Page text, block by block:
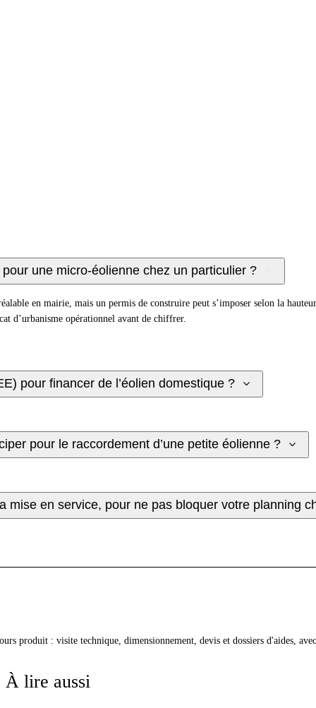
une micro-éolienne chez un particulier ?
en mairie, mais un permis de construire peut s’imposer selon la
d’urbanisme opérationnel avant de chiffrer.
pour financer de l’éolien domestique ?
pour le raccordement d’une petite éolienne ?
mise en service, pour ne pas bloquer votre planning
produit : visite technique, dimensionnement, devis et dossiers d'aides,
À lire aussi